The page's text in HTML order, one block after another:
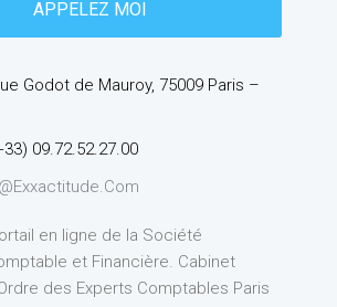
Godot de Mauroy, 75009 Paris –
09.72.52.27.00
en ligne de la Société
et Financière. Cabinet
des Experts Comptables Paris